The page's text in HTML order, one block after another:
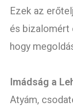
Ezek az
és bizalomért
hogy
Imádság a
Atyám,